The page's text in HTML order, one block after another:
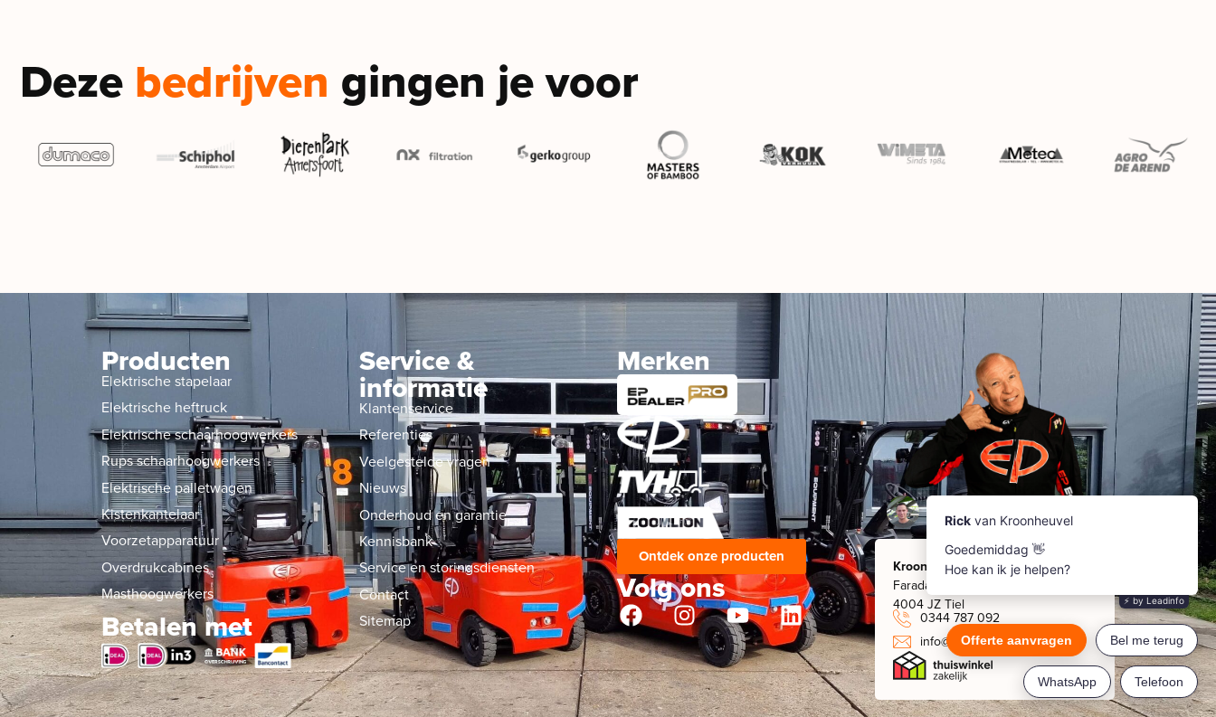
Deze bedrijven gingen je voor
Producten
Elektrische stapelaar
Elektrische heftruck
Elektrische schaarhoogwerkers
Rups schaarhoogwerkers
Elektrische palletwagen
Kistenkantelaar
Voorzetapparatuur
Overdrukcabines
Masthoogwerkers
Betalen met
Service &
informatie
Klantenservice
Referenties
Veelgestelde vragen
Nieuws
Onderhoud en garantie
Kennisbank
Service en storingsdiensten
Contact
Sitemap
Merken
Ontdek onze producten
Volg ons
Kroonheuvel
Faradaystraat 8
4004 JZ Tiel
0344 787 092
info@kroonheuvel.nl